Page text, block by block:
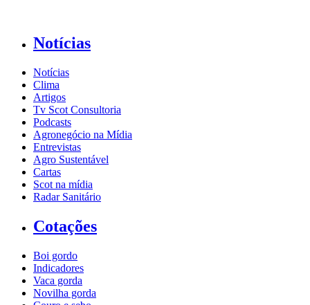
Notícias
Notícias
Clima
Artigos
Tv Scot Consultoria
Podcasts
Agronegócio na Mídia
Entrevistas
Agro Sustentável
Cartas
Scot na mídia
Radar Sanitário
Cotações
Boi gordo
Indicadores
Vaca gorda
Novilha gorda